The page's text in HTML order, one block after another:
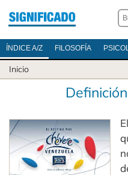
ÍNDICE A/Z FILOSOFÍA
Inicio